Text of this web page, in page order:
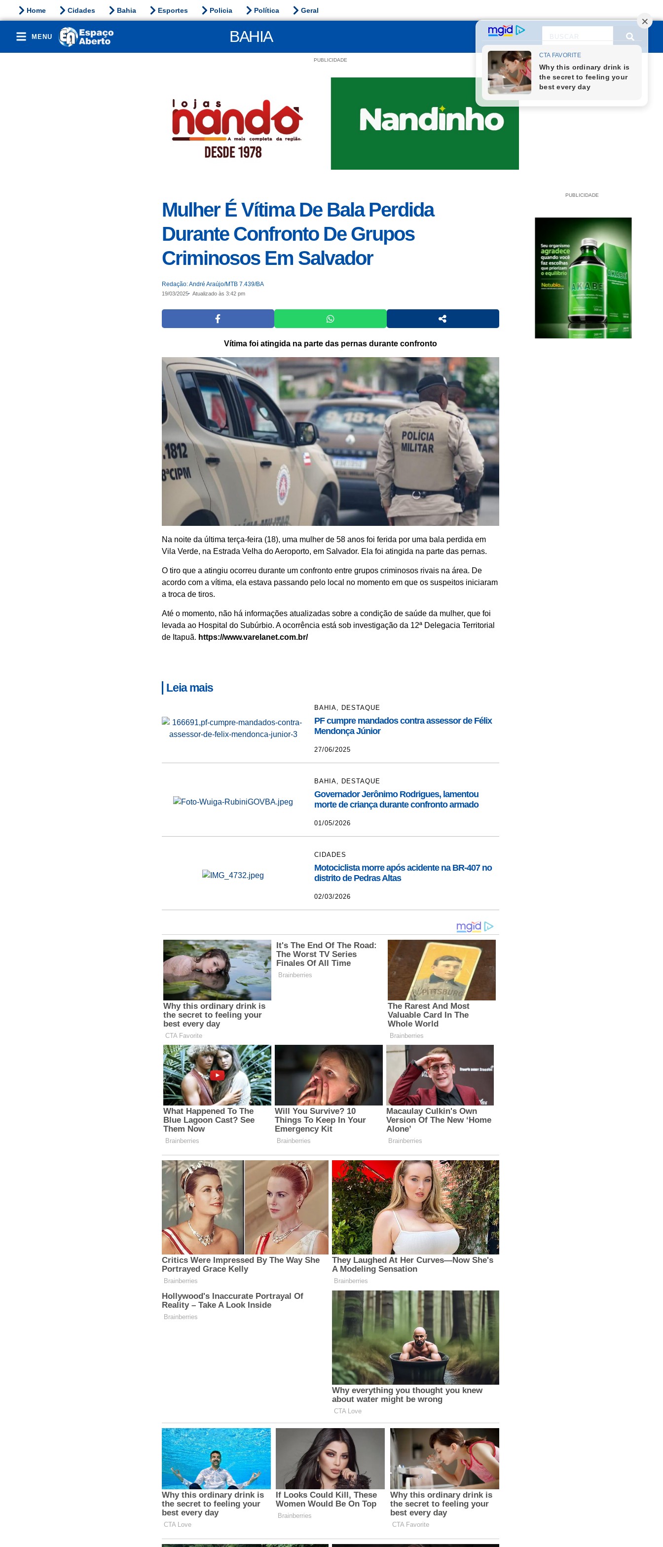
Home Cidades Bahia Esportes Policia Política Geral
MENU BAHIA
PUBLICIDADE
Mulher É Vítima De Bala Perdida
Durante Confronto De Grupos
Criminosos Em Salvador
Redação: André Araújo/MTB 7.439/BA
19/03/2025 Atualizado às 3:42 pm
Vítima foi atingida na parte das pernas durante confronto
Na noite da última terça-feira (18), uma mulher de 58 anos foi ferida por uma bala perdida em
Vila Verde, na Estrada Velha do Aeroporto, em Salvador. Ela foi atingida na parte das pernas.
O tiro que a atingiu ocorreu durante um confronto entre grupos criminosos rivais na área. De
acordo com a vítima, ela estava passando pelo local no momento em que os suspeitos iniciaram
a troca de tiros.
Até o momento, não há informações atualizadas sobre a condição de saúde da mulher, que foi
levada ao Hospital do Subúrbio. A ocorrência está sob investigação da 12ª Delegacia Territorial
de Itapuã. https://www.varelanet.com.br/
Leia mais
BAHIA DESTAQUE
PF cumpre mandados contra assessor de Félix
Mendonça Júnior
27/06/2025
BAHIA DESTAQUE
Governador Jerônimo Rodrigues, lamentou
morte de criança durante confronto armado
01/05/2026
CIDADES
Motociclista morre após acidente na BR-407 no
distrito de Pedras Altas
02/03/2026
PUBLICIDADE